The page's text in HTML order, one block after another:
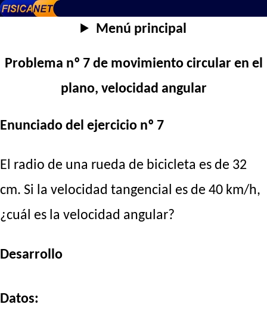
Menú principal
Problema nº 7 de movimiento circular en el
plano, velocidad angular
Enunciado del ejercicio nº 7
El radio de una rueda de bicicleta es de 32
cm. Si la velocidad tangencial es de 40 km/h,
¿cuál es la velocidad angular?
Desarrollo
Datos: